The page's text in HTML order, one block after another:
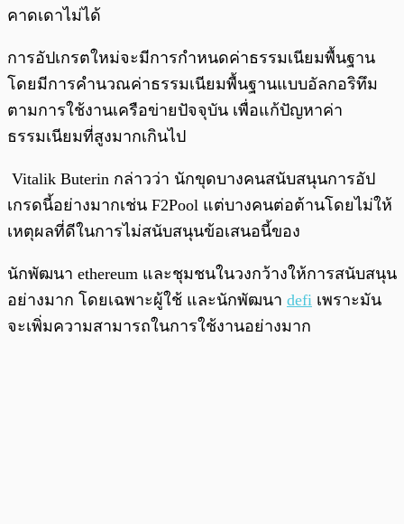
คาดเดาไม่ได้
การอัปเกรตใหม่จะมีการกำหนดค่าธรรมเนียมพื้นฐาน
โดยมีการคำนวณค่าธรรมเนียมพื้นฐานแบบอัลกอริทึม
ตามการใช้งานเครือข่ายปัจจุบัน เพื่อแก้ปัญหาค่า
ธรรมเนียมที่สูงมากเกินไป
Vitalik Buterin กล่าวว่า นักขุดบางคนสนับสนุนการอัป
เกรดนี้อย่างมากเช่น F2Pool แต่บางคนต่อต้านโดยไม่ให้
เหตุผลที่ดีในการไม่สนับสนุนข้อเสนอนี้ของ
นักพัฒนา ethereum และชุมชนในวงกว้างให้การสนับสนุน
อย่างมาก โดยเฉพาะผู้ใช้ และนักพัฒนา defi เพราะมัน
จะเพิ่มความสามารถในการใช้งานอย่างมาก